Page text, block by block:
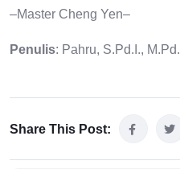
–Master Cheng Yen–
Penulis: Pahru, S.Pd.I., M.Pd.
Share This Post: